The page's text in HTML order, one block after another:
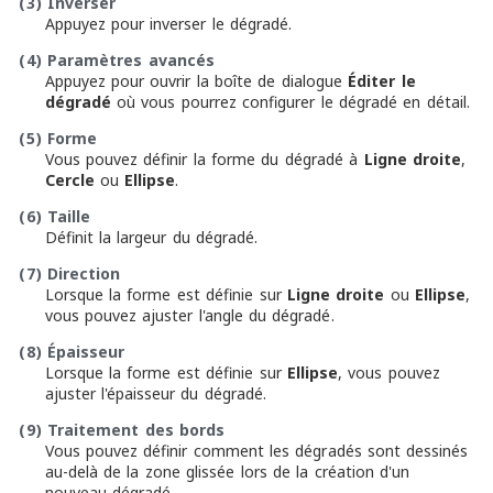
Appuyez pour inverser le dégradé.
(4) Paramètres avancés
Appuyez pour ouvrir la boîte de dialogue Éditer le
dégradé où vous pourrez configurer le dégradé en détail.
(5) Forme
Vous pouvez définir la forme du dégradé à Ligne droite,
Cercle ou Ellipse.
(6) Taille
Définit la largeur du dégradé.
(7) Direction
Lorsque la forme est définie sur Ligne droite ou Ellipse,
vous pouvez ajuster l'angle du dégradé.
(8) Épaisseur
Lorsque la forme est définie sur Ellipse, vous pouvez
ajuster l'épaisseur du dégradé.
(9) Traitement des bords
Vous pouvez définir comment les dégradés sont dessinés
au-delà de la zone glissée lors de la création d'un